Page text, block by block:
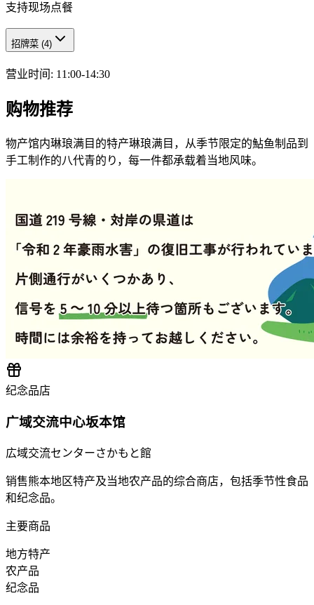
支持现场点餐
招牌菜 (4)
营业时间 : 11:00-14:30
购物推荐
物产馆内琳琅满目的特产琳琅满目，从季节限定的鮎鱼制品到
手工制作的八代青的り，每一件都承载着当地风味。
纪念品店
广域交流中心坂本馆
広域交流センターさかもと館
销售熊本地区特产及当地农产品的综合商店，包括季节性食品
和纪念品。
主要商品
地方特产
农产品
纪念品